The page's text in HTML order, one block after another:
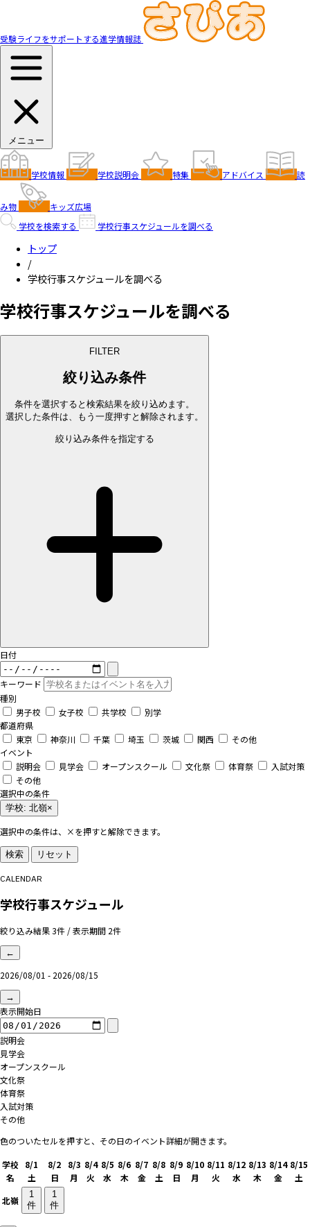
受験ライフをサポートする進学情報誌
メニュー
学校情報 学校説明会 特集 アドバイス 読
み物
キッズ広場
学校を検索する
学校行事スケジュールを調べる
トップ
/
学校行事スケジュールを調べる
学校行事スケジュールを調べる
FILTER
絞り込み条件
条件を選択すると検索結果を絞り込めます。
選択した条件は、もう一度押すと解除されます。
絞り込み条件を指定する
日付
キーワード
種別
男子校
女子校 共学校
別学
都道府県
東京
神奈川 千葉 埼玉 茨城 関西
その他
イベント
説明会
見学会 オープンスクール 文化祭 体育祭
入試対策
その他
選択中の条件
学校: 北嶺×
選択中の条件は、×を押すと解除できます。
検索 リセット
CALENDAR
学校行事スケジュール
絞り込み結果 3件 / 表示期間 2件
←
2026/08/01 - 2026/08/15
→
表示開始日
説明会
見学会
オープンスクール
文化祭
体育祭
入試対策
その他
色のついたセルを押すと、その日のイベント詳細が開きます。
学校
名
8/1
土
8/2
日
8/3
月
8/4
火
8/5
水
8/6
木
8/7
金
8/8
土
8/9
日
8/10
月
8/11
火
8/12
水
8/13
木
8/14
金
8/15
土
北嶺
1
件
1
件